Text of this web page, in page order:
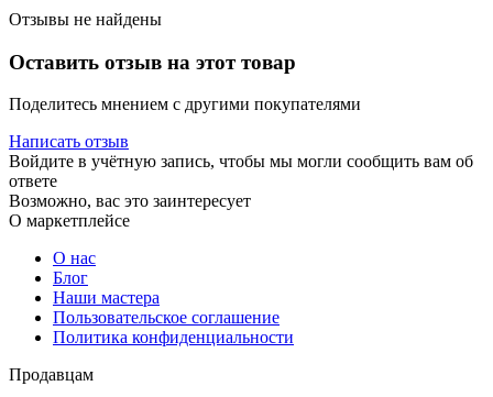
Отзывы не найдены
Оставить отзыв на этот товар
Поделитесь мнением с другими покупателями
Написать отзыв
Войдите в учётную запись, чтобы мы могли сообщить вам об
ответе
Возможно, вас это заинтересует
О маркетплейсе
О нас
Блог
Наши мастера
Пользовательское соглашение
Политика конфиденциальности
Продавцам